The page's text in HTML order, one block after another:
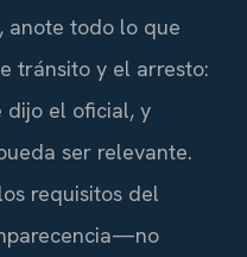
anote todo lo que
tránsito y el arresto:
dijo el oficial, y
ser relevante.
requisitos del